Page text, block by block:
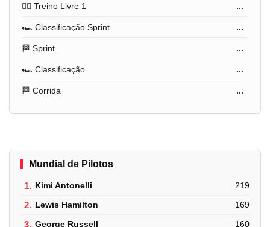
🏋️‍♂️ Treino Livre 1
...
🏎️ Classificação Sprint ...
🏁 Sprint ...
🏎️ Classificação ...
🏁 Corrida ...
Mundial de Pilotos
1. Kimi Antonelli 219
2. Lewis Hamilton 169
3. George Russell 160